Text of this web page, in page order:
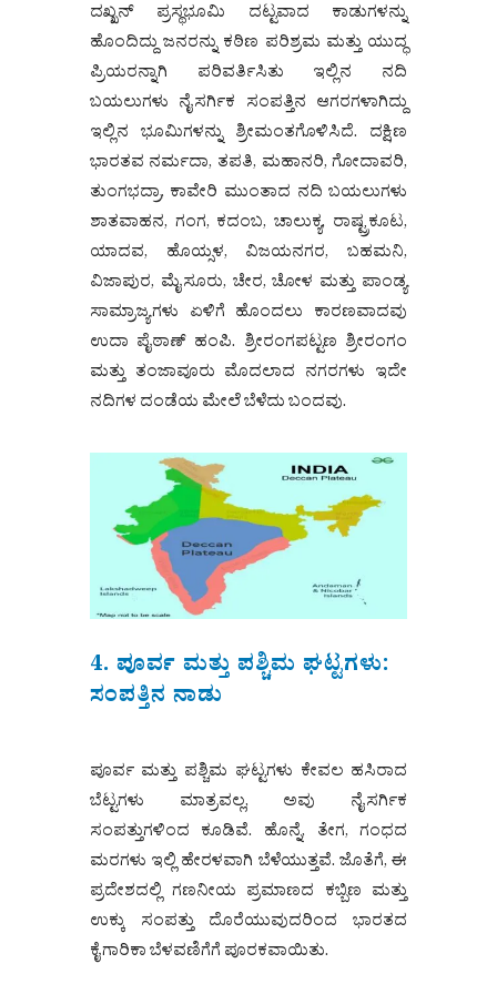
ದಖ್ಖನ್ ಪ್ರಸ್ಥಭೂಮಿ ದಟ್ಟವಾದ ಕಾಡುಗಳನ್ನು
ಹೊಂದಿದ್ದು ಜನರನ್ನು ಕಠಿಣ ಪರಿಶ್ರಮ ಮತ್ತು ಯುದ್ಧ
ಪ್ರಿಯರನ್ನಾಗಿ ಪರಿವರ್ತಿಸಿತು ಇಲ್ಲಿನ ನದಿ
ಬಯಲುಗಳು ನೈಸರ್ಗಿಕ ಸಂಪತ್ತಿನ ಆಗರಗಳಾಗಿದ್ದು
ಇಲ್ಲಿನ ಭೂಮಿಗಳನ್ನು ಶ್ರೀಮಂತಗೊಳಿಸಿದೆ. ದಕ್ಷಿಣ
ಭಾರತವ ನರ್ಮದಾ, ತಪತಿ, ಮಹಾನರಿ, ಗೋದಾವರಿ,
ತುಂಗಭದ್ರಾ, ಕಾವೇರಿ ಮುಂತಾದ ನದಿ ಬಯಲುಗಳು
ಶಾತವಾಹನ, ಗಂಗ, ಕದಂಬ, ಚಾಲುಕ್ಯ, ರಾಷ್ಟ್ರಕೂಟ,
ಯಾದವ, ಹೊಯ್ಸಳ, ವಿಜಯನಗರ, ಬಹಮನಿ,
ವಿಜಾಪುರ, ಮೈಸೂರು, ಚೇರ, ಚೋಳ ಮತ್ತು ಪಾಂಡ್ಯ
ಸಾಮ್ರಾಜ್ಯಗಳು ಏಳಿಗೆ ಹೊಂದಲು ಕಾರಣವಾದವು
ಉದಾ ಪೈಠಾಣ್ ಹಂಪಿ. ಶ್ರೀರಂಗಪಟ್ಟಣ ಶ್ರೀರಂಗಂ
ಮತ್ತು ತಂಜಾವೂರು ಮೊದಲಾದ ನಗರಗಳು ಇದೇ
ನದಿಗಳ ದಂಡೆಯ ಮೇಲೆ ಬೆಳೆದು ಬಂದವು.
4. ಪೂರ್ವ ಮತ್ತು ಪಶ್ಚಿಮ ಘಟ್ಟಗಳು:
ಸಂಪತ್ತಿನ ನಾಡು
ಪೂರ್ವ ಮತ್ತು ಪಶ್ಚಿಮ ಘಟ್ಟಗಳು ಕೇವಲ ಹಸಿರಾದ
ಬೆಟ್ಟಗಳು ಮಾತ್ರವಲ್ಲ, ಅವು ನೈಸರ್ಗಿಕ
ಸಂಪತ್ತುಗಳಿಂದ ಕೂಡಿವೆ. ಹೊನ್ನೆ, ತೇಗ, ಗಂಧದ
ಮರಗಳು ಇಲ್ಲಿ ಹೇರಳವಾಗಿ ಬೆಳೆಯುತ್ತವೆ. ಜೊತೆಗೆ, ಈ
ಪ್ರದೇಶದಲ್ಲಿ ಗಣನೀಯ ಪ್ರಮಾಣದ ಕಬ್ಬಿಣ ಮತ್ತು
ಉಕ್ಕು ಸಂಪತ್ತು ದೊರೆಯುವುದರಿಂದ ಭಾರತದ
ಕೈಗಾರಿಕಾ ಬೆಳವಣಿಗೆಗೆ ಪೂರಕವಾಯಿತು.